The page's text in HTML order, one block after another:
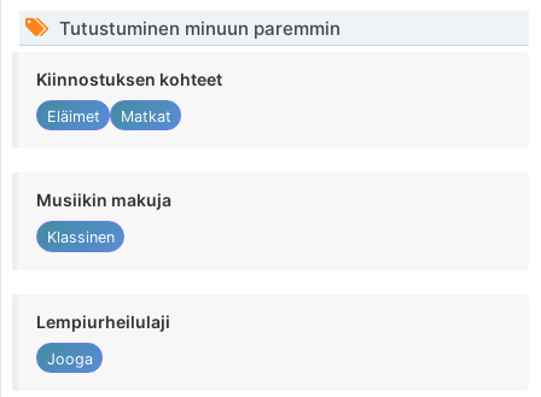
Tutustuminen minuun paremmin
Kiinnostuksen kohteet
Eläimet Matkat
Musiikin makuja
Klassinen
Lempiurheilulaji
Jooga